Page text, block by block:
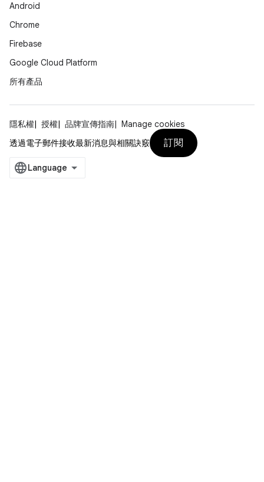
Android
Chrome
Firebase
Google Cloud Platform
所有產品
隱私權 授權 品牌宣傳指南
Manage cookies
透過電子郵件接收最新消息與相關訣竅
訂閱